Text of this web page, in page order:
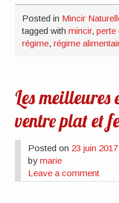
Posted in Mincir
tagged withmincir,perte
régime,régime
Les meilleures
ventre plat et
Posted on 23 juin 2017
bymarie
Leave a comment